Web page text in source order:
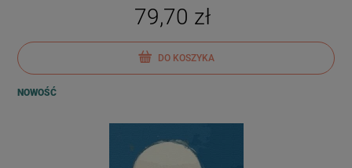
79,70 zł
DO KOSZYKA
NOWOŚĆ